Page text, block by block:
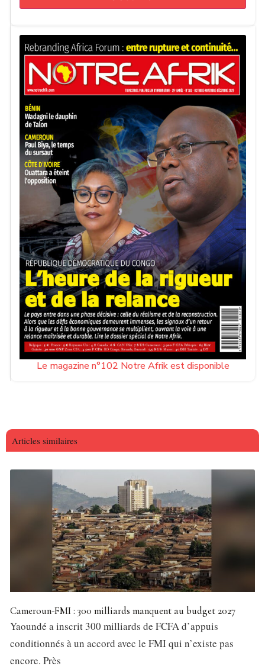
Le magazine n°102 Notre Afrik est disponible
Articles similaires
Cameroun-FMI : 300 milliards manquent au budget 2027
Yaoundé a inscrit 300 milliards de FCFA d’appuis
conditionnés à un accord avec le FMI qui n’existe pas
encore. Près